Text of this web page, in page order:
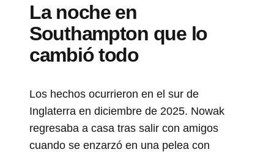
La noche en
Southampton que lo
cambió todo
Los hechos ocurrieron en el sur de
Inglaterra en diciembre de 2025. Nowak
regresaba a casa tras salir con amigos
cuando se enzarzó en una pelea con